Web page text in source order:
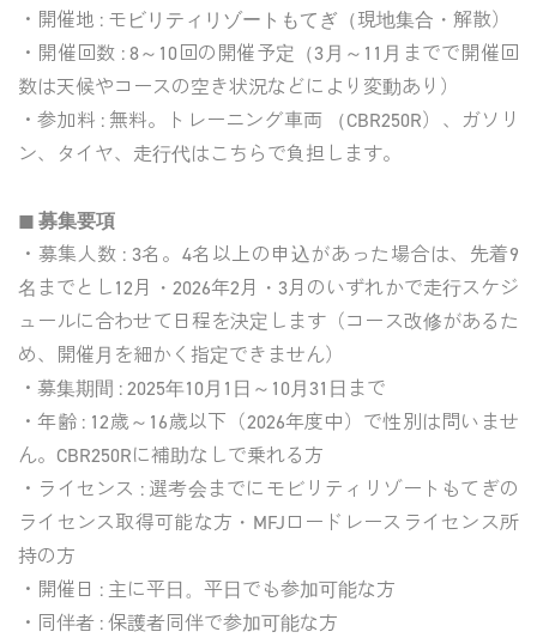
・開催地 : モビリティリゾートもてぎ（現地集合・解散）
・開催回数 : 8～10回の開催予定（3月～11月までで開催回
数は天候やコースの空き状況などにより変動あり）
・参加料 : 無料。トレーニング車両 （CBR250R）、ガソリ
ン、タイヤ、走行代はこちらで負担します。
◼︎ 募集要項
・募集人数 : 3名。4名以上の申込があった場合は、先着9
名までとし12月・2026年2月・3月のいずれかで走行スケジ
ュールに合わせて日程を決定します（コース改修があるた
め、開催月を細かく指定できません）
・募集期間 : 2025年10月1日～10月31日まで
・年齢 : 12歳～16歳以下（2026年度中）で性別は問いませ
ん。CBR250Rに補助なしで乗れる方
・ライセンス : 選考会までにモビリティリゾートもてぎの
ライセンス取得可能な方・MFJロードレースライセンス所
持の方
・開催日 : 主に平日。平日でも参加可能な方
・同伴者 : 保護者同伴で参加可能な方